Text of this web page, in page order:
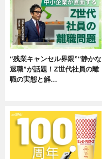
“残業キャンセル界隈”“静かな
退職”が話題！Z世代社員の離
職の実態と解…